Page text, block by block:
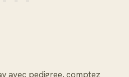
avec pedigree, comptez